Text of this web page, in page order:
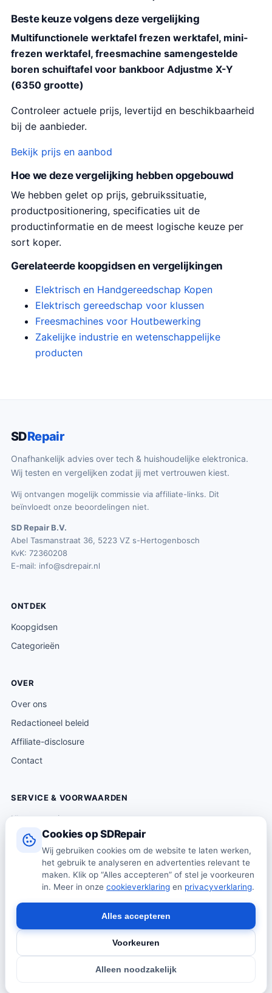
Cookies op SDRepair
Wij gebruiken cookies om de website te laten werken,
het gebruik te analyseren en advertenties relevant te
maken. Klik op “Alles accepteren” of stel je voorkeuren
in. Meer in onze cookieverklaring en privacyverklaring.
Alleen noodzakelijk
Voorkeuren
Alles accepteren
Beste keuze volgens deze vergelijking
Multifunctionele werktafel frezen werktafel, mini-
frezen werktafel, freesmachine samengestelde
boren schuiftafel voor bankboor Adjustme X-Y
(6350 grootte)
Controleer actuele prijs, levertijd en beschikbaarheid
bij de aanbieder.
Bekijk prijs en aanbod
Hoe we deze vergelijking hebben opgebouwd
We hebben gelet op prijs, gebruikssituatie,
productpositionering, specificaties uit de
productinformatie en de meest logische keuze per
sort koper.
Gerelateerde koopgidsen en vergelijkingen
Elektrisch en Handgereedschap Kopen
Elektrisch gereedschap voor klussen
Freesmachines voor Houtbewerking
Zakelijke industrie en wetenschappelijke
producten
SDRepair
Onafhankelijk advies over tech & huishoudelijke elektronica.
Wij testen en vergelijken zodat jij met vertrouwen kiest.
Wij ontvangen mogelijk commissie via affiliate-links. Dit
beïnvloedt onze beoordelingen niet.
SD Repair B.V.
Abel Tasmanstraat 36, 5223 VZ s-Hertogenbosch
KvK: 72360208
E-mail: info@sdrepair.nl
ONTDEK
Koopgidsen
Categorieën
OVER
Over ons
Redactioneel beleid
Affiliate-disclosure
Contact
SERVICE & VOORWAARDEN
Klantenservice
Verzending & levering
Retourneren
Algemene voorwaarden
verkopen zelf geen producten · Alle prijzen onder voorbehoud.